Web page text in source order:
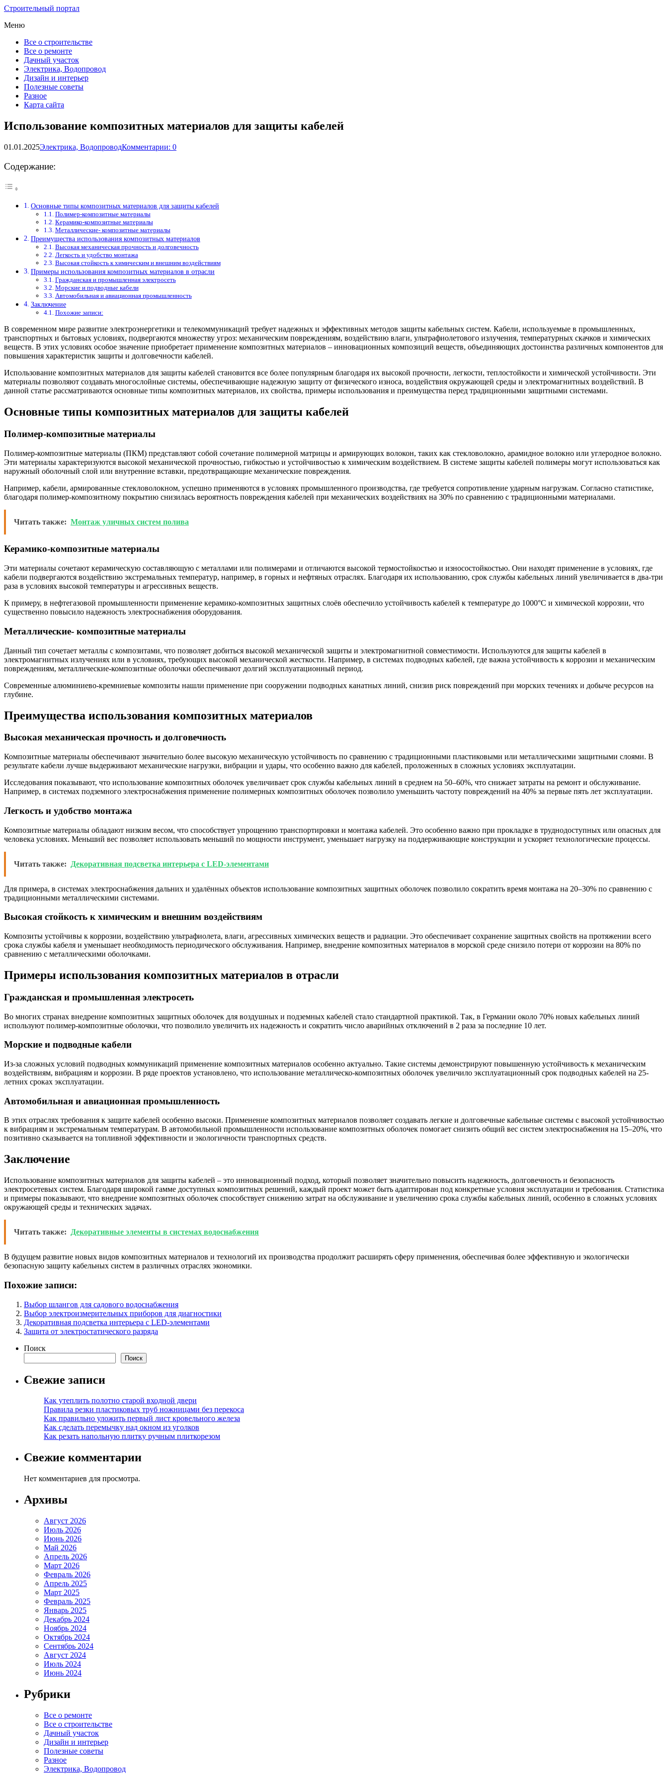
Строительный портал
Меню
Все о строительстве
Все о ремонте
Дачный участок
Электрика, Водопровод
Дизайн и интерьер
Полезные советы
Разное
Карта сайта
Использование композитных материалов для защиты кабелей
01.01.2025Электрика, ВодопроводКомментарии: 0
Содержание:
Основные типы композитных материалов для защиты кабелей
Полимер-композитные материалы
Керамико-композитные материалы
Металлические- композитные материалы
Преимущества использования композитных материалов
Высокая механическая прочность и долговечность
Легкость и удобство монтажа
Высокая стойкость к химическим и внешним воздействиям
Примеры использования композитных материалов в отрасли
Гражданская и промышленная электросеть
Морские и подводные кабели
Автомобильная и авиационная промышленность
Заключение
Похожие записи:
В современном мире развитие электроэнергетики и телекоммуникаций требует надежных и эффективных методов защиты кабельных систем. Кабели, используемые в промышленных,
транспортных и бытовых условиях, подвергаются множеству угроз: механическим повреждениям, воздействию влаги, ультрафиолетового излучения, температурных скачков и химических
веществ. В этих условиях особое значение приобретает применение композитных материалов – инновационных композиций веществ, объединяющих достоинства различных компонентов для
повышения характеристик защиты и долговечности кабелей.
Использование композитных материалов для защиты кабелей становится все более популярным благодаря их высокой прочности, легкости, теплостойкости и химической устойчивости. Эти
материалы позволяют создавать многослойные системы, обеспечивающие надежную защиту от физического износа, воздействия окружающей среды и электромагнитных воздействий. В
данной статье рассматриваются основные типы композитных материалов, их свойства, примеры использования и преимущества перед традиционными защитными системами.
Основные типы композитных материалов для защиты кабелей
Полимер-композитные материалы
Полимер-композитные материалы (ПКМ) представляют собой сочетание полимерной матрицы и армирующих волокон, таких как стекловолокно, арамидное волокно или углеродное волокно.
Эти материалы характеризуются высокой механической прочностью, гибкостью и устойчивостью к химическим воздействием. В системе защиты кабелей полимеры могут использоваться как
наружный оболочный слой или внутренние вставки, предотвращающие механические повреждения.
Например, кабели, армированные стекловолокном, успешно применяются в условиях промышленного производства, где требуется сопротивление ударным нагрузкам. Согласно статистике,
благодаря полимер-композитному покрытию снизилась вероятность повреждения кабелей при механических воздействиях на 30% по сравнению с традиционными материалами.
Читать также: Монтаж уличных систем полива
Керамико-композитные материалы
Эти материалы сочетают керамическую составляющую с металлами или полимерами и отличаются высокой термостойкостью и износостойкостью. Они находят применение в условиях, где
кабели подвергаются воздействию экстремальных температур, например, в горных и нефтяных отраслях. Благодаря их использованию, срок службы кабельных линий увеличивается в два-три
раза в условиях высокой температуры и агрессивных веществ.
К примеру, в нефтегазовой промышленности применение керамико-композитных защитных слоёв обеспечило устойчивость кабелей к температуре до 1000°С и химической коррозии, что
существенно повысило надежность электроснабжения оборудования.
Металлические- композитные материалы
Данный тип сочетает металлы с композитами, что позволяет добиться высокой механической защиты и электромагнитной совместимости. Используются для защиты кабелей в
электромагнитных излучениях или в условиях, требующих высокой механической жесткости. Например, в системах подводных кабелей, где важна устойчивость к коррозии и механическим
повреждениям, металлические-композитные оболочки обеспечивают долгий эксплуатационный период.
Современные алюминиево-кремниевые композиты нашли применение при сооружении подводных канатных линий, снизив риск повреждений при морских течениях и добыче ресурсов на
глубине.
Преимущества использования композитных материалов
Высокая механическая прочность и долговечность
Композитные материалы обеспечивают значительно более высокую механическую устойчивость по сравнению с традиционными пластиковыми или металлическими защитными слоями. В
результате кабели лучше выдерживают механические нагрузки, вибрации и удары, что особенно важно для кабелей, проложенных в сложных условиях эксплуатации.
Исследования показывают, что использование композитных оболочек увеличивает срок службы кабельных линий в среднем на 50–60%, что снижает затраты на ремонт и обслуживание.
Например, в системах подземного электроснабжения применение полимерных композитных оболочек позволило уменьшить частоту повреждений на 40% за первые пять лет эксплуатации.
Легкость и удобство монтажа
Композитные материалы обладают низким весом, что способствует упрощению транспортировки и монтажа кабелей. Это особенно важно при прокладке в труднодоступных или опасных для
человека условиях. Меньший вес позволяет использовать меньший по мощности инструмент, уменьшает нагрузку на поддерживающие конструкции и ускоряет технологические процессы.
Читать также: Декоративная подсветка интерьера с LED-элементами
Для примера, в системах электроснабжения дальних и удалённых объектов использование композитных защитных оболочек позволило сократить время монтажа на 20–30% по сравнению с
традиционными металлическими системами.
Высокая стойкость к химическим и внешним воздействиям
Композиты устойчивы к коррозии, воздействию ультрафиолета, влаги, агрессивных химических веществ и радиации. Это обеспечивает сохранение защитных свойств на протяжении всего
срока службы кабеля и уменьшает необходимость периодического обслуживания. Например, внедрение композитных материалов в морской среде снизило потери от коррозии на 80% по
сравнению с металлическими оболочками.
Примеры использования композитных материалов в отрасли
Гражданская и промышленная электросеть
Во многих странах внедрение композитных защитных оболочек для воздушных и подземных кабелей стало стандартной практикой. Так, в Германии около 70% новых кабельных линий
используют полимер-композитные оболочки, что позволило увеличить их надежность и сократить число аварийных отключений в 2 раза за последние 10 лет.
Морские и подводные кабели
Из-за сложных условий подводных коммуникаций применение композитных материалов особенно актуально. Такие системы демонстрируют повышенную устойчивость к механическим
воздействиям, вибрациям и коррозии. В ряде проектов установлено, что использование металлическо-композитных оболочек увеличило эксплуатационный срок подводных кабелей на 25-
летних сроках эксплуатации.
Автомобильная и авиационная промышленность
В этих отраслях требования к защите кабелей особенно высоки. Применение композитных материалов позволяет создавать легкие и долговечные кабельные системы с высокой устойчивостью
к вибрациям и экстремальным температурам. В автомобильной промышленности использование композитных оболочек помогает снизить общий вес систем электроснабжения на 15–20%, что
позитивно сказывается на топливной эффективности и экологичности транспортных средств.
Заключение
Использование композитных материалов для защиты кабелей – это инновационный подход, который позволяет значительно повысить надежность, долговечность и безопасность
электросетевых систем. Благодаря широкой гамме доступных композитных решений, каждый проект может быть адаптирован под конкретные условия эксплуатации и требования. Статистика
и примеры показывают, что внедрение композитных оболочек способствует снижению затрат на обслуживание и увеличению срока службы кабельных линий, особенно в сложных условиях
окружающей среды и технических задачах.
Читать также: Декоративные элементы в системах водоснабжения
В будущем развитие новых видов композитных материалов и технологий их производства продолжит расширять сферу применения, обеспечивая более эффективную и экологически
безопасную защиту кабельных систем в различных отраслях экономики.
Похожие записи:
Выбор шлангов для садового водоснабжения
Выбор электроизмерительных приборов для диагностики
Декоративная подсветка интерьера с LED-элементами
Защита от электростатического разряда
Поиск
Поиск
Свежие записи
Как утеплить полотно старой входной двери
Правила резки пластиковых труб ножницами без перекоса
Как правильно уложить первый лист кровельного железа
Как сделать перемычку над окном из уголков
Как резать напольную плитку ручным плиткорезом
Свежие комментарии
Нет комментариев для просмотра.
Архивы
Август 2026
Июль 2026
Июнь 2026
Май 2026
Апрель 2026
Март 2026
Февраль 2026
Апрель 2025
Март 2025
Февраль 2025
Январь 2025
Декабрь 2024
Ноябрь 2024
Октябрь 2024
Сентябрь 2024
Август 2024
Июль 2024
Июнь 2024
Рубрики
Все о ремонте
Все о строительстве
Дачный участок
Дизайн и интерьер
Полезные советы
Разное
Электрика, Водопровод